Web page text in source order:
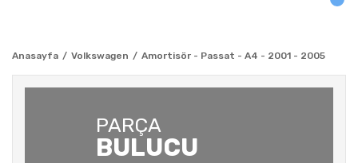
Anasayfa Volkswagen Amortisör - Passat - A4 - 2001 - 2005
PARÇA
BULUCU